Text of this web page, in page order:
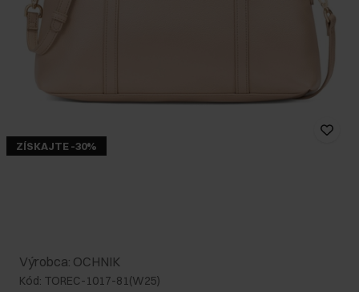
ZÍSKAJTE -30%
Výrobca: OCHNIK
Kód: TOREC-1017-81(W25)